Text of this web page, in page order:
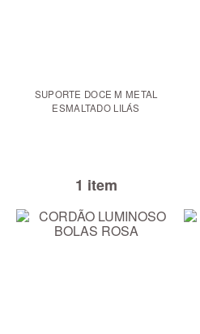
SUPORTE DOCE M METAL
ESMALTADO LILÁS
1 item